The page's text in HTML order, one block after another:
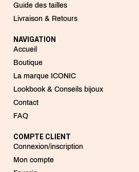
Guide des tailles
Livraison & Retours
NAVIGATION
Accueil
Boutique
La marque ICONIC
Lookbook & Conseils bijoux
Contact
FAQ
COMPTE CLIENT
Connexion/inscription
Mon compte